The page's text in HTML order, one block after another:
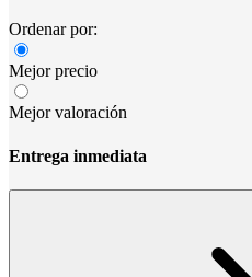
Ordenar por:
Mejor precio
Mejor valoración
Entrega inmediata